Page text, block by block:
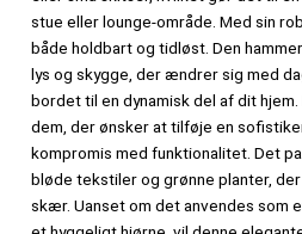
stue eller lounge-område. Med sin
både holdbart og tidløst. Den
lys og skygge, der ændrer sig med
bordet til en dynamisk del af dit
dem, der ønsker at tilføje en
kompromis med funktionalitet. Det
bløde tekstiler og grønne planter,
skær. Uanset om det anvendes som